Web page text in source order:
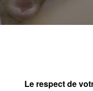
Le respect de